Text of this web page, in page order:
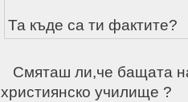
Та къде са ти фактите?
Смяташ ли,че бащата
християнско училище ?